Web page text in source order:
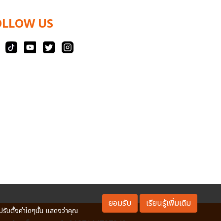
US
รับตั้งค่าใดๆนั้น แสดงว่าคุณ
ยอมรับ เรียนรู้เพิ่มเติม